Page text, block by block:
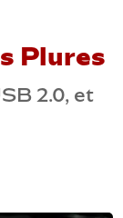
Plures
2.0, et